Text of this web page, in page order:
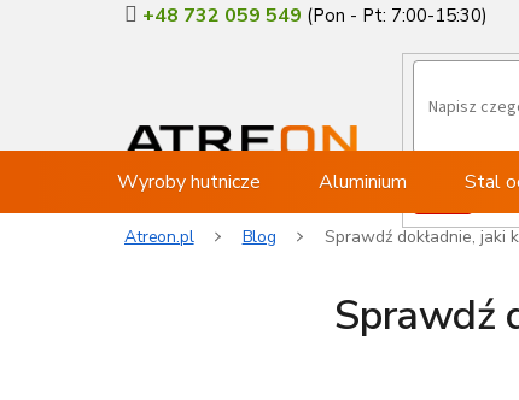
+48 732 059 549
Wyroby hutnicze Aluminium Stal
Atreon.pl Blog Sprawdź dokładnie, jaki
Sprawdź